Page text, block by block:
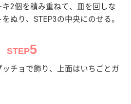
2個を積み重ねて、皿を回しな
ぬり、STEP3の中央にのせる。
STEP5
チョで飾り、上面はいちごとガ